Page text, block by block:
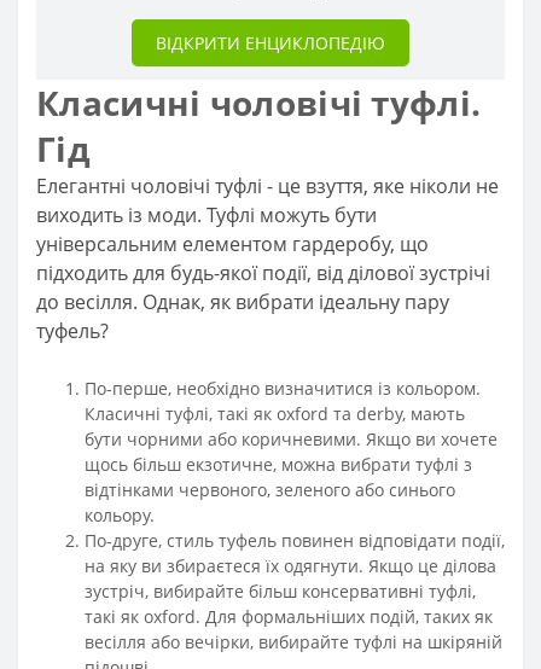
ВІДКРИТИ ЕНЦИКЛОПЕДІЮ
Класичні чоловічі туфлі.
Гід
Елегантні чоловічі туфлі - це взуття, яке ніколи не
виходить із моди. Туфлі можуть бути
універсальним елементом гардеробу, що
підходить для будь-якої події, від ділової зустрічі
до весілля. Однак, як вибрати ідеальну пару
туфель?
По-перше, необхідно визначитися із кольором.
Класичні туфлі, такі як оxford та derby, мають
бути чорними або коричневими. Якщо ви хочете
щось більш екзотичне, можна вибрати туфлі з
відтінками червоного, зеленого або синього
кольору.
По-друге, стиль туфель повинен відповідати події,
на яку ви збираєтеся їх одягнути. Якщо це ділова
зустріч, вибирайте більш консервативні туфлі,
такі як оxford. Для формальніших подій, таких як
весілля або вечірки, вибирайте туфлі на шкіряній